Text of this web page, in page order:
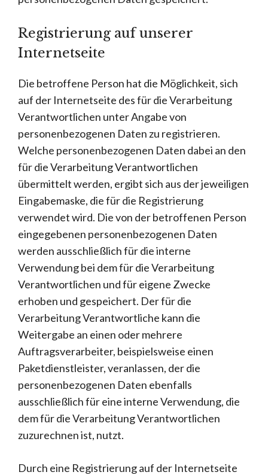
Registrierung auf unserer
Internetseite
Die betroffene Person hat die Möglichkeit, sich
auf der Internetseite des für die Verarbeitung
Verantwortlichen unter Angabe von
personenbezogenen Daten zu registrieren.
Welche personenbezogenen Daten dabei an den
für die Verarbeitung Verantwortlichen
übermittelt werden, ergibt sich aus der jeweiligen
Eingabemaske, die für die Registrierung
verwendet wird. Die von der betroffenen Person
eingegebenen personenbezogenen Daten
werden ausschließlich für die interne
Verwendung bei dem für die Verarbeitung
Verantwortlichen und für eigene Zwecke
erhoben und gespeichert. Der für die
Verarbeitung Verantwortliche kann die
Weitergabe an einen oder mehrere
Auftragsverarbeiter, beispielsweise einen
Paketdienstleister, veranlassen, der die
personenbezogenen Daten ebenfalls
ausschließlich für eine interne Verwendung, die
dem für die Verarbeitung Verantwortlichen
zuzurechnen ist, nutzt.
Durch eine Registrierung auf der Internetseite